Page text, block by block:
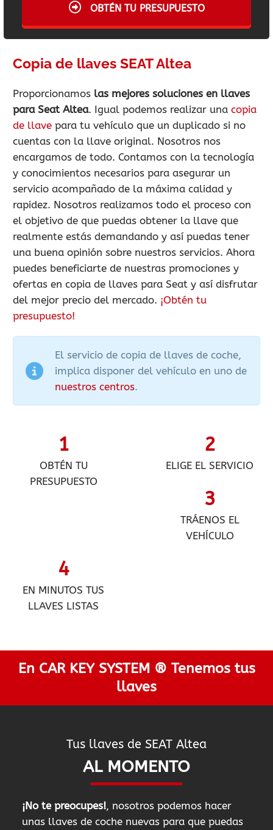
OBTÉN TU PRESUPUESTO
Copia de llaves SEAT Altea
Proporcionamos las mejores soluciones en llaves
para Seat Altea. Igual podemos realizar una copia
de llave para tu vehículo que un duplicado si no
cuentas con la llave original. Nosotros nos
encargamos de todo. Contamos con la tecnología
y conocimientos necesarios para asegurar un
servicio acompañado de la máxima calidad y
rapidez. Nosotros realizamos todo el proceso con
el objetivo de que puedas obtener la llave que
realmente estás demandando y así puedas tener
una buena opinión sobre nuestros servicios. Ahora
puedes beneficiarte de nuestras promociones y
ofertas en copia de llaves para Seat y así disfrutar
del mejor precio del mercado. ¡Obtén tu
presupuesto!
El servicio de copia de llaves de coche,
implica disponer del vehículo en uno de
nuestros centros.
1
OBTÉN TU
PRESUPUESTO
2
ELIGE EL SERVICIO
3
TRÁENOS EL
VEHÍCULO
4
EN MINUTOS TUS
LLAVES LISTAS
En CAR KEY SYSTEM ® Tenemos tus
llaves
Tus llaves de SEAT Altea
AL MOMENTO
¡No te preocupes!, nosotros podemos hacer
unas llaves de coche nuevas para que puedas